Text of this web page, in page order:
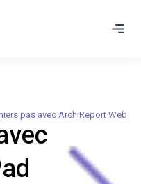
pas avec ArchiReport Web